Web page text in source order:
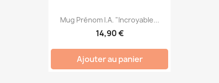
Mug Prénom I.A. "Incroyable...
14,90 €
Ajouter au panier